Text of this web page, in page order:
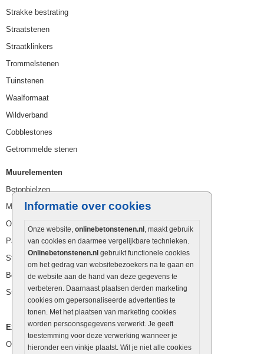
Informatie over cookies
Onze website, onlinebetonstenen.nl , maakt gebruik
van cookies en daarmee vergelijkbare technieken.
Onlinebetonstenen.nl gebruikt functionele cookies
om het gedrag van websitebezoekers na te gaan en
de website aan de hand van deze gegevens te
verbeteren. Daarnaast plaatsen derden marketing
cookies om gepersonaliseerde advertenties te
tonen. Met het plaatsen van marketing cookies
worden persoonsgegevens verwerkt. Je geeft
toestemming voor deze verwerking wanneer je
hieronder een vinkje plaatst. Wil je niet alle cookies
Strakke bestrating
Straatstenen
Straatklinkers
Trommelstenen
Tuinstenen
Waalformaat
Wildverband
Cobblestones
Getrommelde stenen
Muurelementen
Betonbielzen
Muurstenen
Opsluitbanden
Palissaden
Stapelblokken
Betonblokken
Stapelstenen
Extra benodigdheden
Ophoogzand